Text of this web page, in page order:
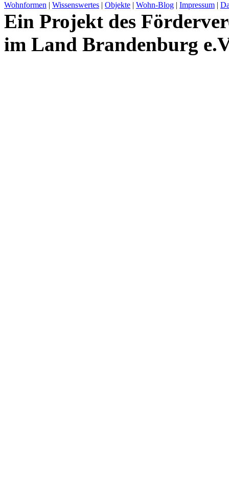
Wohnformen | Wissenswertes | Objekte | Wohn-Blog | Impressum |
Ein Projekt des
im Land Brandenburg